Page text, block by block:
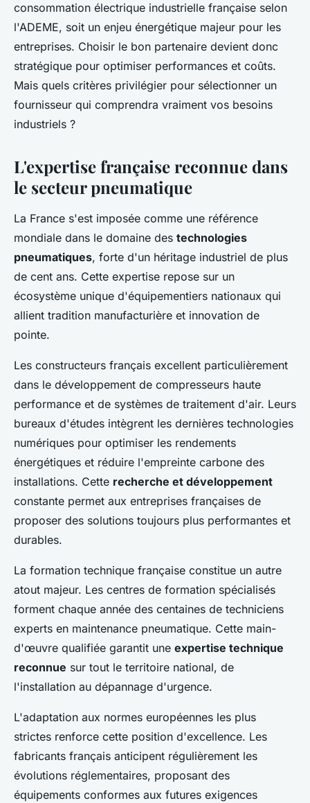
consommation électrique industrielle française selon
l'ADEME, soit un enjeu énergétique majeur pour les
entreprises. Choisir le bon partenaire devient donc
stratégique pour optimiser performances et coûts.
Mais quels critères privilégier pour sélectionner un
fournisseur qui comprendra vraiment vos besoins
industriels ?
L'expertise française reconnue dans
le secteur pneumatique
La France s'est imposée comme une référence
mondiale dans le domaine des technologies
pneumatiques, forte d'un héritage industriel de plus
de cent ans. Cette expertise repose sur un
écosystème unique d'équipementiers nationaux qui
allient tradition manufacturière et innovation de
pointe.
Les constructeurs français excellent particulièrement
dans le développement de compresseurs haute
performance et de systèmes de traitement d'air. Leurs
bureaux d'études intègrent les dernières technologies
numériques pour optimiser les rendements
énergétiques et réduire l'empreinte carbone des
installations. Cette recherche et développement
constante permet aux entreprises françaises de
proposer des solutions toujours plus performantes et
durables.
La formation technique française constitue un autre
atout majeur. Les centres de formation spécialisés
forment chaque année des centaines de techniciens
experts en maintenance pneumatique. Cette main-
d'œuvre qualifiée garantit une expertise technique
reconnue sur tout le territoire national, de
l'installation au dépannage d'urgence.
L'adaptation aux normes européennes les plus
strictes renforce cette position d'excellence. Les
fabricants français anticipent régulièrement les
évolutions réglementaires, proposant des
équipements conformes aux futures exigences